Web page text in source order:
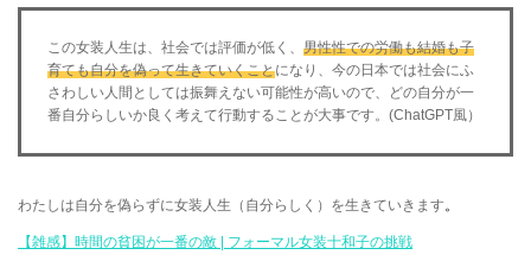
この女装人生は、社会では評価が低く、 男性性での労働も結婚も子
育ても自分を偽って生きていくことになり、今の日本では社会にふ
さわしい人間としては振舞えない可能性が高いので、どの自分が一
番自分らしいか良く考えて行動することが大事です。(ChatGPT風）
わたしは自分を偽らずに女装人生（自分らしく）を生きていきます。
【雑感】時間の貧困が一番の敵 | フォーマル女装十和子の挑戦